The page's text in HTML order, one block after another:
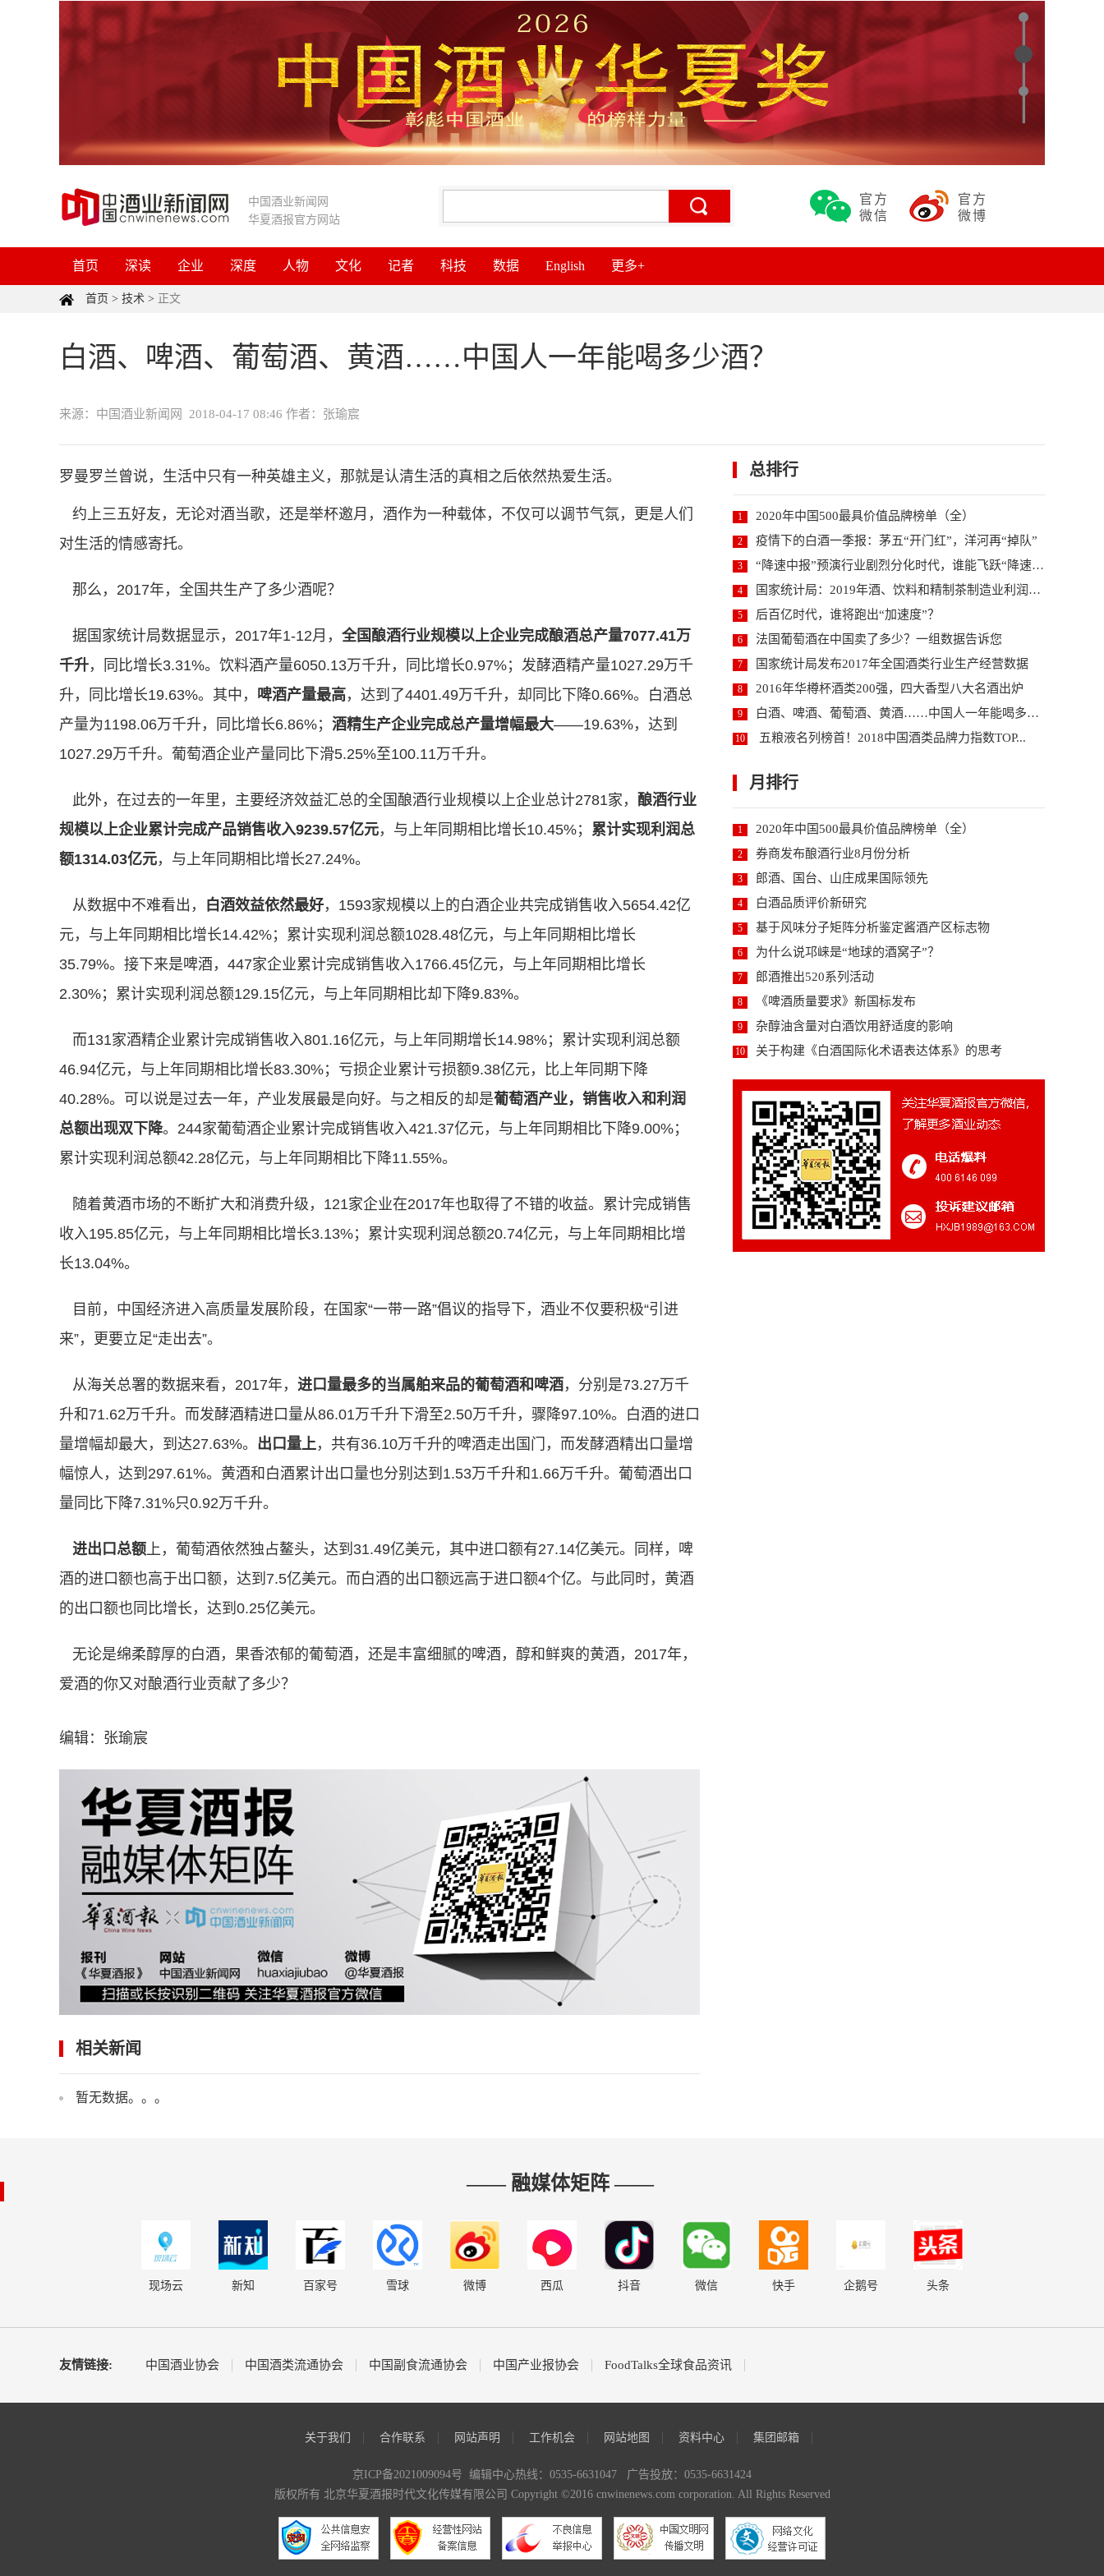
中国酒业新闻网
华夏酒报官方网站
官方
微信
官方
微博
首页 深读 企业 深度 人物 文化 记者 科技 数据 English 更多+
首页 > 技术 > 正文
白酒、啤酒、葡萄酒、黄酒……中国人一年能喝多少酒？
来源：中国酒业新闻网 2018-04-17 08:46 作者：张瑜宸
罗曼罗兰曾说，生活中只有一种英雄主义，那就是认清生活的真相之后依然热爱生活。
约上三五好友，无论对酒当歌，还是举杯邀月，酒作为一种载体，不仅可以调节气氛，更是人们
对生活的情感寄托。
那么，2017年，全国共生产了多少酒呢？
据国家统计局数据显示，2017年1-12月， 全国酿酒行业规模以上企业完成酿酒总产量7077.41万
千升，同比增长3.31%。饮料酒产量6050.13万千升，同比增长0.97%；发酵酒精产量1027.29万千
升，同比增长19.63%。其中， 啤酒产量最高，达到了4401.49万千升，却同比下降0.66%。白酒总
产量为1198.06万千升，同比增长6.86%； 酒精生产企业完成总产量增幅最大——19.63%，达到
1027.29万千升。葡萄酒企业产量同比下滑5.25%至100.11万千升。
此外，在过去的一年里，主要经济效益汇总的全国酿酒行业规模以上企业总计2781家， 酿酒行业
规模以上企业累计完成产品销售收入9239.57亿元，与上年同期相比增长10.45%； 累计实现利润总
额1314.03亿元，与上年同期相比增长27.24%。
从数据中不难看出， 白酒效益依然最好，1593家规模以上的白酒企业共完成销售收入5654.42亿
元，与上年同期相比增长14.42%；累计实现利润总额1028.48亿元，与上年同期相比增长
35.79%。接下来是啤酒，447家企业累计完成销售收入1766.45亿元，与上年同期相比增长
2.30%；累计实现利润总额129.15亿元，与上年同期相比却下降9.83%。
而131家酒精企业累计完成销售收入801.16亿元，与上年同期增长14.98%；累计实现利润总额
46.94亿元，与上年同期相比增长83.30%；亏损企业累计亏损额9.38亿元，比上年同期下降
40.28%。可以说是过去一年，产业发展最是向好。与之相反的却是葡萄酒产业，销售收入和利润
总额出现双下降。244家葡萄酒企业累计完成销售收入421.37亿元，与上年同期相比下降9.00%；
累计实现利润总额42.28亿元，与上年同期相比下降11.55%。
随着黄酒市场的不断扩大和消费升级，121家企业在2017年也取得了不错的收益。累计完成销售
收入195.85亿元，与上年同期相比增长3.13%；累计实现利润总额20.74亿元，与上年同期相比增
长13.04%。
目前，中国经济进入高质量发展阶段，在国家“一带一路”倡议的指导下，酒业不仅要积极“引进
来”，更要立足“走出去”。
从海关总署的数据来看，2017年， 进口量最多的当属舶来品的葡萄酒和啤酒，分别是73.27万千
升和71.62万千升。而发酵酒精进口量从86.01万千升下滑至2.50万千升，骤降97.10%。白酒的进口
量增幅却最大，到达27.63%。 出口量上，共有36.10万千升的啤酒走出国门，而发酵酒精出口量增
幅惊人，达到297.61%。黄酒和白酒累计出口量也分别达到1.53万千升和1.66万千升。葡萄酒出口
量同比下降7.31%只0.92万千升。
进出口总额上，葡萄酒依然独占鳌头，达到31.49亿美元，其中进口额有27.14亿美元。同样，啤
酒的进口额也高于出口额，达到7.5亿美元。而白酒的出口额远高于进口额4个亿。与此同时，黄酒
的出口额也同比增长，达到0.25亿美元。
无论是绵柔醇厚的白酒，果香浓郁的葡萄酒，还是丰富细腻的啤酒，醇和鲜爽的黄酒，2017年，
爱酒的你又对酿酒行业贡献了多少？
编辑：张瑜宸
相关新闻
暂无数据。。。
总排行
1 2020年中国500最具价值品牌榜单（全）
2 疫情下的白酒一季报：茅五“开门红”，洋河再“掉队”
3 “降速中报”预演行业剧烈分化时代，谁能飞跃“降速期...
4 国家统计局：2019年酒、饮料和精制茶制造业利润增...
5 后百亿时代，谁将跑出“加速度”？
6 法国葡萄酒在中国卖了多少？一组数据告诉您
7 国家统计局发布2017年全国酒类行业生产经营数据
8 2016年华樽杯酒类200强，四大香型八大名酒出炉
9 白酒、啤酒、葡萄酒、黄酒……中国人一年能喝多少酒？
10 五粮液名列榜首！2018中国酒类品牌力指数TOP...
月排行
1 2020年中国500最具价值品牌榜单（全）
2 券商发布酿酒行业8月份分析
3 郎酒、国台、山庄成果国际领先
4 白酒品质评价新研究
5 基于风味分子矩阵分析鉴定酱酒产区标志物
6 为什么说邛崃是“地球的酒窝子”？
7 郎酒推出520系列活动
8 《啤酒质量要求》新国标发布
9 杂醇油含量对白酒饮用舒适度的影响
10 关于构建《白酒国际化术语表达体系》的思考
—— 融媒体矩阵 ——
现场云 新知 百家号 雪球 微博 西瓜 抖音 微信 快手 企鹅号 头条
友情链接: 中国酒业协会 中国酒类流通协会 中国副食流通协会 中国产业报协会 FoodTalks全球食品资讯
关于我们 合作联系 网站声明 工作机会 网站地图 资料中心 集团邮箱
京ICP备2021009094号 编辑中心热线：0535-6631047 广告投放：0535-6631424
版权所有 北京华夏酒报时代文化传媒有限公司 Copyright ©2016 cnwinenews.com corporation. All Rights Reserved